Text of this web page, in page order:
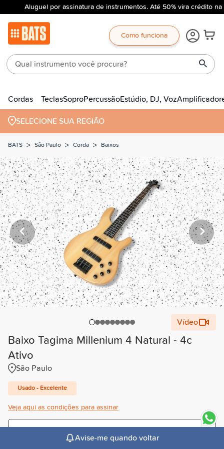
Aluguel por assinatura de instrumentos. Até 50% vira crédito na
Como funciona
Cordas TeclasSoproPercussãoEstúdio, DJ, Voz
SELECIONE SUA REGIÃO
BATS > São Paulo > Corda > Baixos
Vídeo
Baixo Tagima Millenium 4 Natural - 4c
Ativo
São Paulo
Usado - Excelente
Veja aqui as condições para assinar
/mês
Avise-me quando voltar